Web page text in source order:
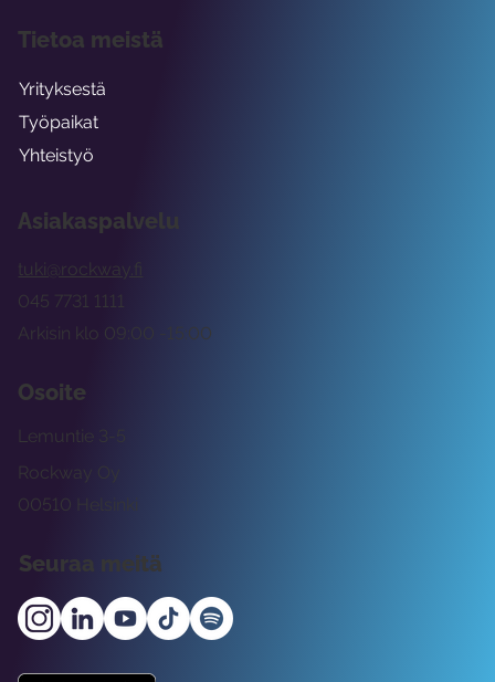
Asiakaspalvelu
tuki@rockway.fi
Arkisin klo 09:00 -15:00
045 7731 1111
Osoite
Rockway Oy
Lemuntie 3-5
00510 Helsinki
Seuraa meitä
Tietoa meistä
Yrityksestä
Työpaikat
Yhteistyö